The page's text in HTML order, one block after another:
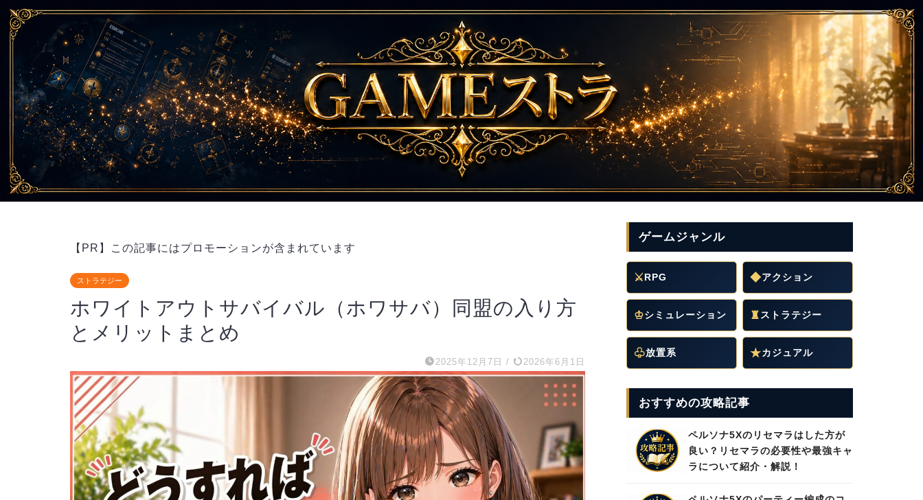
【PR】この記事にはプロモーションが含まれています
ストラテジー
ホワイトアウトサバイバル（ホワサバ）同盟の入り方
とメリットまとめ
2025年12月7日 / 2026年6月1日
ゲームジャンル
⚔RPG ◆アクション
♔シミュレーション ♜ ストラテジー
♧放置系 ★カジュアル
おすすめの攻略記事
ペルソナ5Xのリセマラはした方が
良い？リセマラの必要性や最強キャ
ラについて紹介・解説！